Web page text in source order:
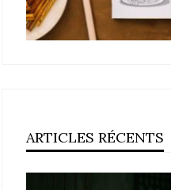
ARTICLES RÉCENTS